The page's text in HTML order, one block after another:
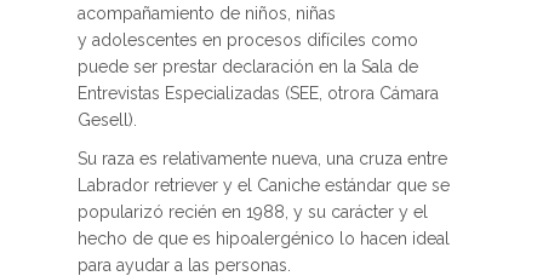
acompañamiento de niños, niñas
y adolescentes en procesos difíciles como
puede ser prestar declaración en la Sala de
Entrevistas Especializadas (SEE, otrora Cámara
Gesell).
Su raza es relativamente nueva, una cruza entre
Labrador retriever y el Caniche estándar que se
popularizó recién en 1988, y su carácter y el
hecho de que es hipoalergénico lo hacen ideal
para ayudar a las personas.